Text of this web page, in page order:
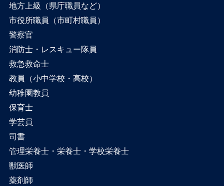
地方上級（県庁職員など）
市役所職員（市町村職員）
警察官
消防士・レスキュー隊員
救急救命士
教員（小中学校・高校）
幼稚園教員
保育士
学芸員
司書
管理栄養士・栄養士・学校栄養士
獣医師
薬剤師